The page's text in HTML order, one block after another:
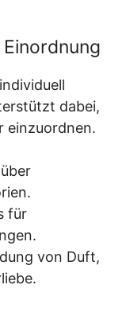
dabei,
einzuordnen.
für
von Duft,